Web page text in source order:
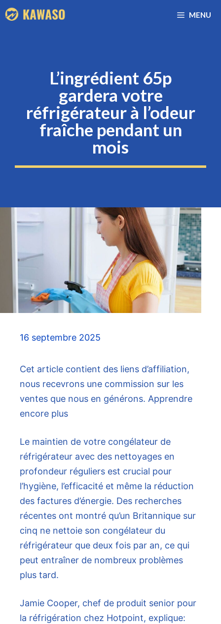
Aller
au
MENU
L’ingrédient 65p
gardera votre
réfrigérateur à l’odeur
fraîche pendant un
mois
16 septembre 2025
Cet article contient des liens d’affiliation,
nous recevrons une commission sur les
ventes que nous en générons. Apprendre
encore plus
Le maintien de votre congélateur de
réfrigérateur avec des nettoyages en
profondeur réguliers est crucial pour
l’hygiène, l’efficacité et même la réduction
des factures d’énergie. Des recherches
récentes ont montré qu’un Britannique sur
cinq ne nettoie son congélateur du
réfrigérateur que deux fois par an, ce qui
peut entraîner de nombreux problèmes
plus tard.
Jamie Cooper, chef de produit senior pour
la réfrigération chez Hotpoint, explique: